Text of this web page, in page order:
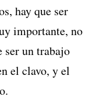
hay que ser
importante, no
ser un trabajo
el clavo, y el